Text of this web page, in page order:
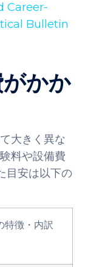
Career-
Bulletin
かか
大きく異な
料や設備費
目安は以下の
特徴・内訳